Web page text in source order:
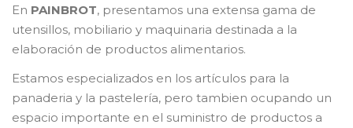
En PAINBROT, presentamos una extensa gama de
utensillos, mobiliario y maquinaria destinada a la
elaboración de productos alimentarios.
Estamos especializados en los artículos para la
panaderia y la pastelería, pero tambien ocupando un
espacio importante en el suministro de productos a